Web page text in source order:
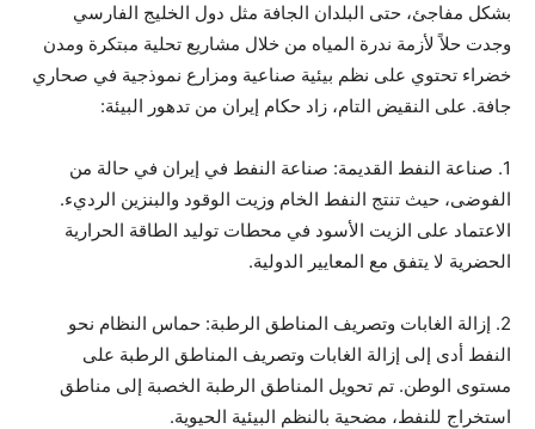
بشكل مفاجئ، حتى البلدان الجافة مثل دول الخليج الفارسي
وجدت حلاً لأزمة ندرة المياه من خلال مشاريع تحلية مبتكرة ومدن
خضراء تحتوي على نظم بيئية صناعية ومزارع نموذجية في صحاري
جافة. على النقيض التام، زاد حكام إيران من تدهور البيئة:
1. صناعة النفط القديمة: صناعة النفط في إيران في حالة من
الفوضى، حيث تنتج النفط الخام وزيت الوقود والبنزين الرديء.
الاعتماد على الزيت الأسود في محطات توليد الطاقة الحرارية
الحضرية لا يتفق مع المعايير الدولية.
2. إزالة الغابات وتصريف المناطق الرطبة: حماس النظام نحو
النفط أدى إلى إزالة الغابات وتصريف المناطق الرطبة على
مستوى الوطن. تم تحويل المناطق الرطبة الخصبة إلى مناطق
استخراج للنفط، مضحية بالنظم البيئية الحيوية.